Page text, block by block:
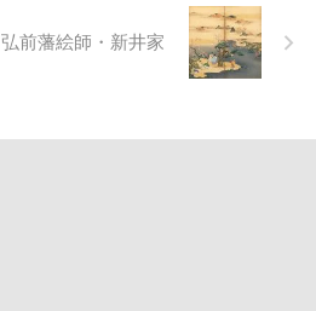
弘前藩絵師・新井家